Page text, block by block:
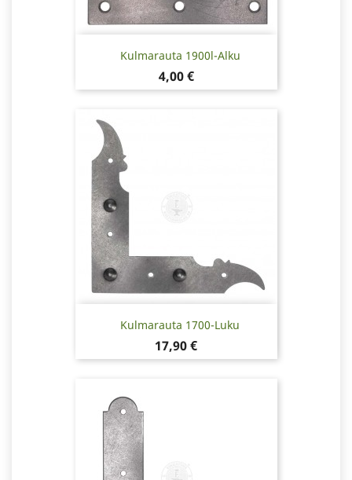
Kulmarauta 1900l-Alku
Hinta
4,00 €
Kulmarauta 1700-Luku
Hinta
17,90 €